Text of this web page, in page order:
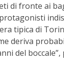
di fronte ai
tipica di
deriva
del